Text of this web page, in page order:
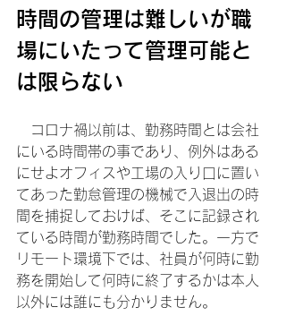
時間の管理は難しいが職
場にいたって管理可能と
は限らない
コロナ禍以前は、勤務時間とは会社
にいる時間帯の事であり、例外はある
にせよオフィスや工場の入り口に置い
てあった勤怠管理の機械で入退出の時
間を捕捉しておけば、そこに記録され
ている時間が勤務時間でした。一方で
リモート環境下では、社員が何時に勤
務を開始して何時に終了するかは本人
以外には誰にも分かりません。